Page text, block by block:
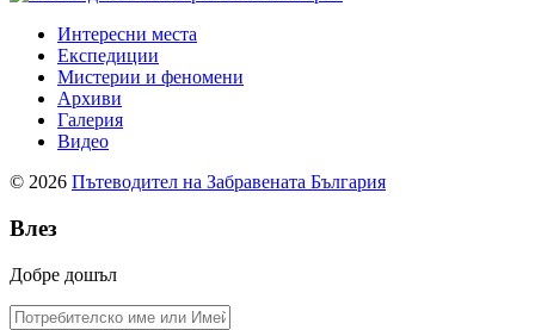
Интересни места
Експедиции
Мистерии и феномени
Архиви
Галерия
Видео
© 2026 Пътеводител на Забравената България
Влез
Добре дошъл